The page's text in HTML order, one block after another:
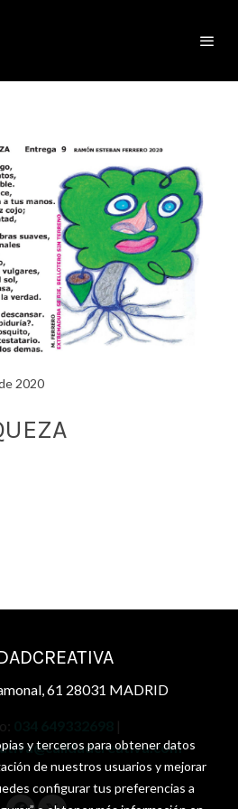
2020
61 28031 MADRID
|
y terceros para obtener datos
de nuestros usuarios y mejorar
configurar tus preferencias a